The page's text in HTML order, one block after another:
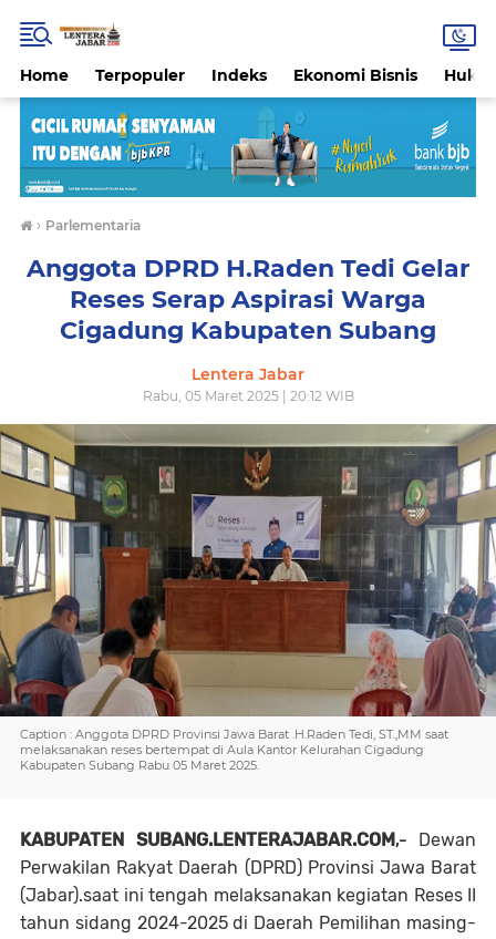
Home Terpopuler Indeks Ekonomi Bisnis
› Parlementaria
Anggota DPRD H.Raden Tedi Gelar
Reses Serap Aspirasi Warga
Cigadung Kabupaten Subang
Lentera Jabar
Rabu, 05 Maret 2025 | 20:12 WIB
Caption : Anggota DPRD Provinsi Jawa Barat .H.Raden Tedi, ST.,MM saat
melaksanakan reses bertempat di Aula Kantor Kelurahan Cigadung
Kabupaten Subang Rabu 05 Maret 2025.
KABUPATEN SUBANG.LENTERAJABAR.COM,- Dewan
Perwakilan Rakyat Daerah (DPRD) Provinsi Jawa Barat
(Jabar).saat ini tengah melaksanakan kegiatan Reses II
tahun sidang 2024-2025 di Daerah Pemilihan masing-